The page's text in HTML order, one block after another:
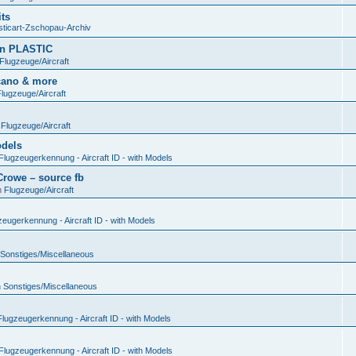
Zschopau-Archiv
PLASTIC
Flugzeuge/Aircraft
& more
Aircraft
Flugzeuge/Aircraft
Flugzeugerkennung - Aircraft ID - with Models
– source fb
Flugzeuge/Aircraft
- Aircraft ID - with Models
Sonstiges/Miscellaneous
Sonstiges/Miscellaneous
- Aircraft ID - with Models
Flugzeugerkennung - Aircraft ID - with Models